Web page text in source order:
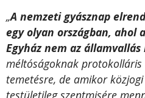
„A nemzeti gyásznap
egy olyan országban, ahol
Egyház nem az
méltóságoknak
temetésre, de amikor
testületileg szentmisére